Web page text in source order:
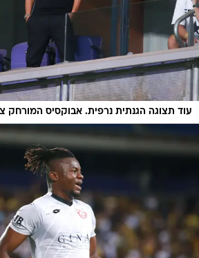
עוד תצוגה הגנתית נרפית. אבוקסיס המורחק